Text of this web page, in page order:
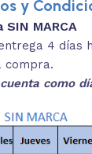
y
MARCA
4 días
compra.
como